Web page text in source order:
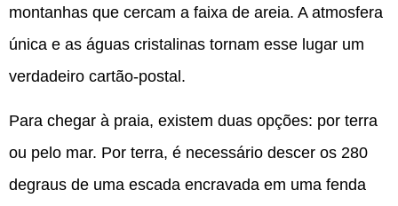
montanhas que cercam a faixa de areia. A atmosfera
única e as águas cristalinas tornam esse lugar um
verdadeiro cartão-postal.
Para chegar à praia, existem duas opções: por terra
ou pelo mar. Por terra, é necessário descer os 280
degraus de uma escada encravada em uma fenda